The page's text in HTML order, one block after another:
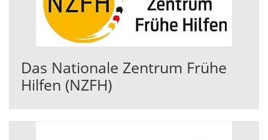
Das Nationale Zentrum Frühe
Hilfen (NZFH)